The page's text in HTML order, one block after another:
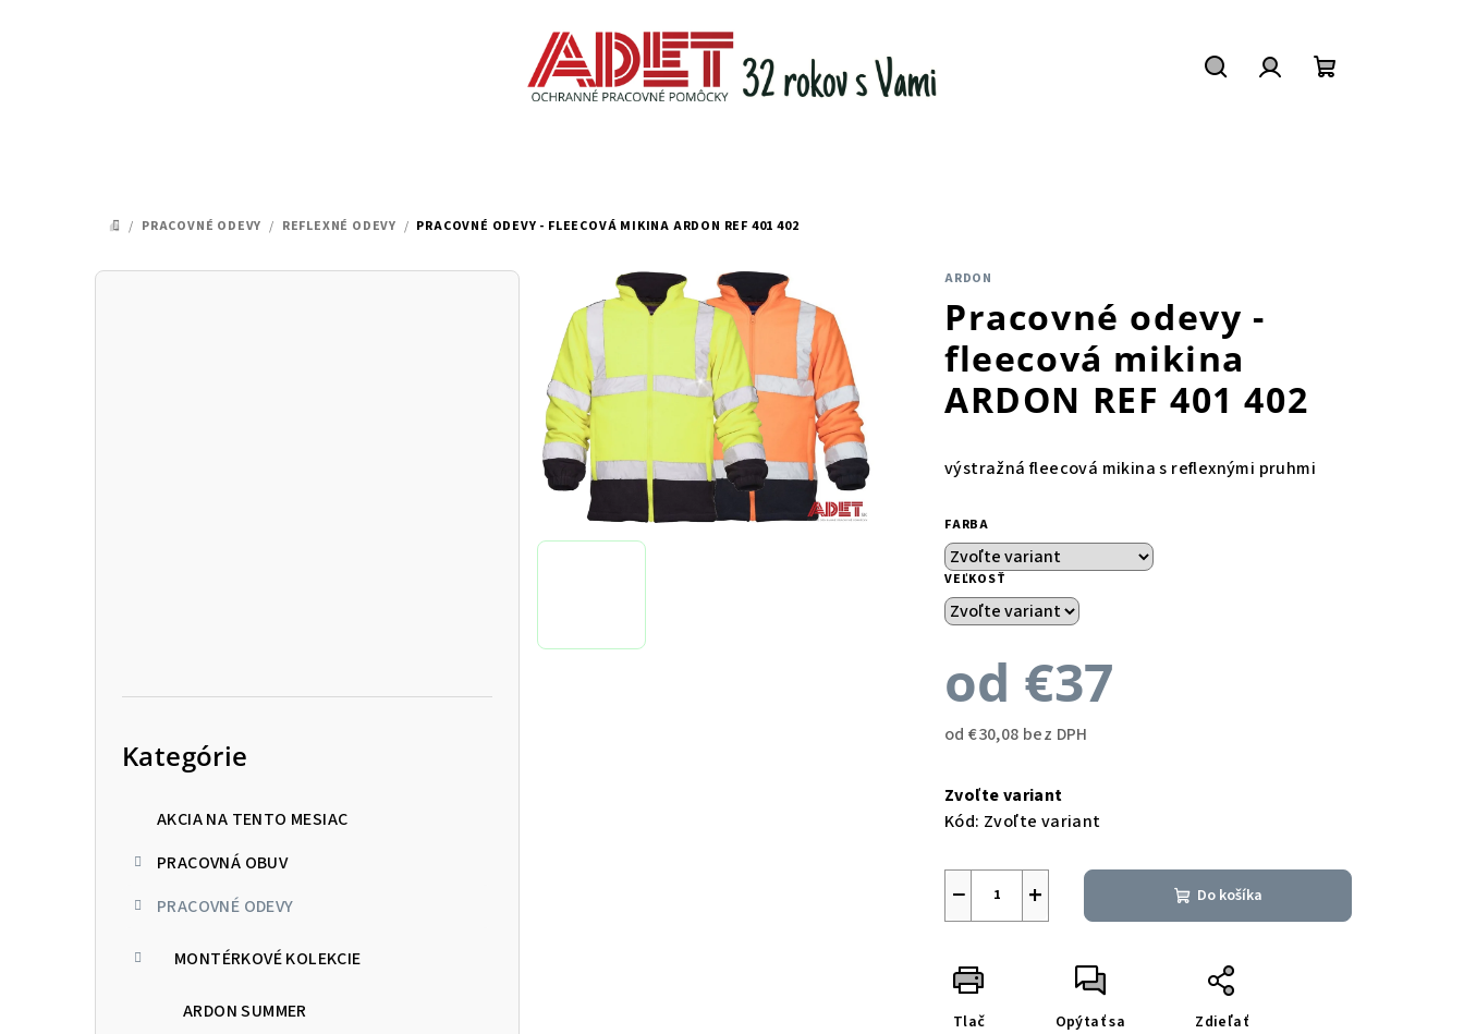
DOMOV
/ PRACOVNÉ ODEVY / REFLEXNÉ ODEVY / PRACOVNÉ ODEVY - FLEECOVÁ MIKINA ARDON REF 401 402
B
Kategórie
AKCIA NA TENTO MESIAC
PRACOVNÁ OBUV
PRACOVNÉ ODEVY
MONTÉRKOVÉ KOLEKCIE
ARDON SUMMER
ARDON
Pracovné odevy -
fleecová mikina
ARDON REF 401 402
výstražná fleecová mikina s reflexnými pruhmi
FARBA
VEĽKOSŤ
od €37
od€30,08 bez DPH
cena:
Zvoľte variant
Kód: Zvoľte variant
+
− Do košíka
Tlač Opýtať sa Zdieľať